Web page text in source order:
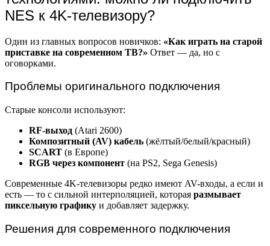
NES к 4K-телевизору?
Один из главных вопросов новичков: «Как играть на старой
приставке на современном ТВ?» Ответ — да, но с
оговорками.
Проблемы оригинального подключения
Старые консоли используют:
RF-выход (Atari 2600)
Композитный (AV) кабель (жёлтый/белый/красный)
SCART (в Европе)
RGB через компонент (на PS2, Sega Genesis)
Современные 4K-телевизоры редко имеют AV-входы, а если и
есть — то с сильной интерполяцией, которая размывает
пиксельную графику и добавляет задержку.
Решения для современного подключения